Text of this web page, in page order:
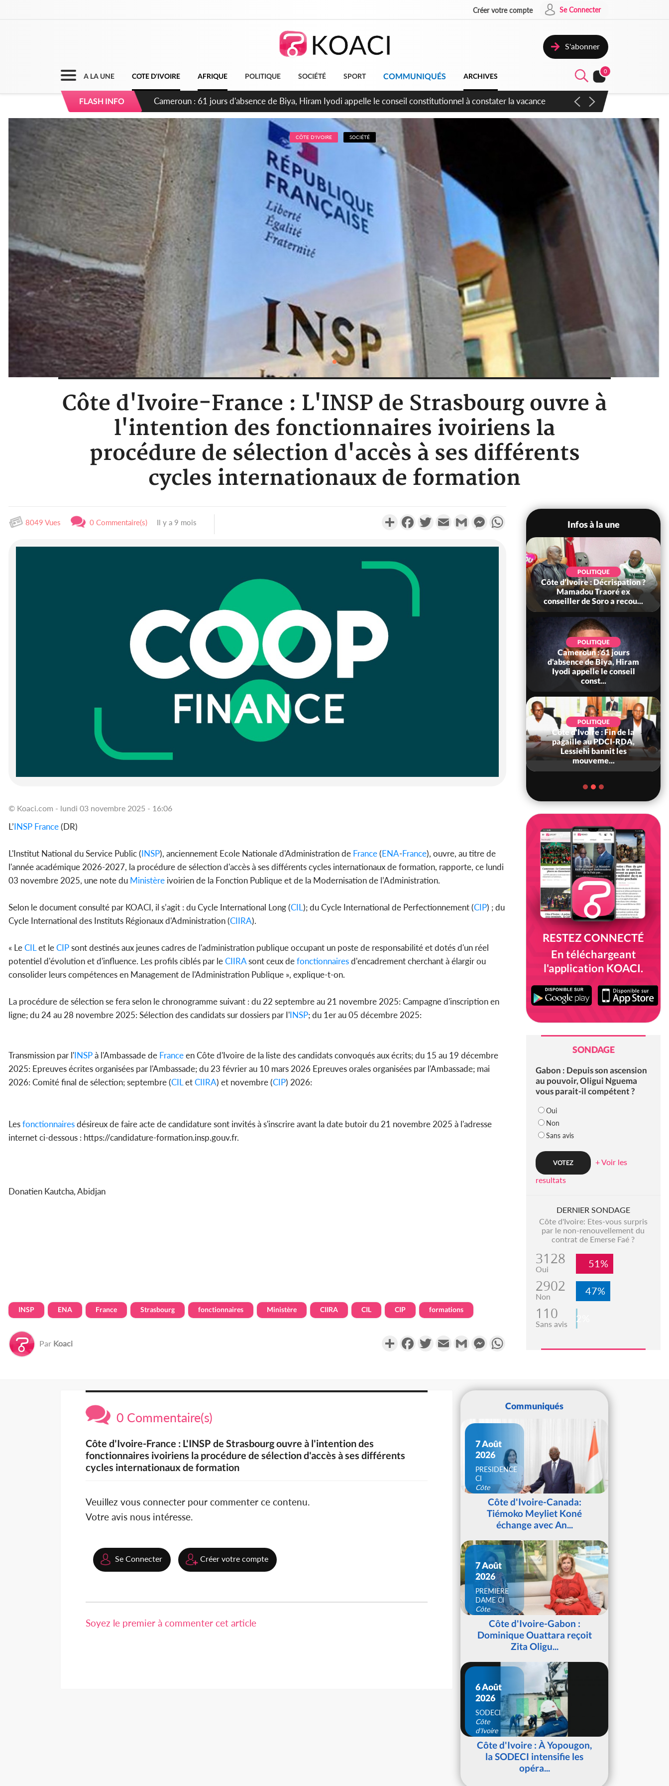
Créer votre compte Se Connecter
S'abonner
A LA UNE COTE D'IVOIRE AFRIQUE POLITIQUE SOCIÉTÉ SPORT COMMUNIQUÉS ARCHIVES
0
FLASH INFO Côte d'Ivoire : Fin de la pagaille au PDCI-RDA, Lessiehi bannit les mouvements sauvages
CÔTE D'IVOIRE SOCIÉTÉ
Côte d'Ivoire-France : L'INSP de Strasbourg ouvre à
l'intention des fonctionnaires ivoiriens la
procédure de sélection d'accès à ses différents
cycles internationaux de formation
8049 Vues 0 Commentaire(s) Il y a 9 mois PartagerFacebookTwitterEmail Gmail MessengerWhatsApp
© Koaci.com - lundi 03 novembre 2025 - 16:06
L’INSP France(DR)
L'Institut National du Service Public (INSP), anciennement Ecole Nationale d'Administration de France(ENA-France), ouvre, au titre de
l'année académique 2026-2027, la procédure de sélection d'accès à ses différents cycles internationaux de formation, rapporte, ce lundi
03 novembre 2025, une note du Ministère ivoirien de la Fonction Publique et de la Modernisation de l’Administration.
Selon le document consulté par KOACI, il s’agit : du Cycle International Long (CIL); du Cycle International de Perfectionnement (CIP) ; du
Cycle International des Instituts Régionaux d'Administration (CIIRA).
« LeCILet leCIPsont destinés aux jeunes cadres de l'administration publique occupant un poste de responsabilité et dotés d'un réel
potentiel d'évolution et d'influence. Les profils ciblés par leCIIRAsont ceux defonctionnairesd'encadrement cherchant à élargir ou
consolider leurs compétences en Management de l'Administration Publique », explique-t-on.
La procédure de sélection se fera selon le chronogramme suivant : du 22 septembre au 21 novembre 2025: Campagne d'inscription en
ligne; du 24 au 28 novembre 2025: Sélection des candidats sur dossiers par I'INSP; du 1er au 05 décembre 2025:
Transmission par l'INSPà l'Ambassade de Franceen Côte d'Ivoire de la liste des candidats convoqués aux écrits; du 15 au 19 décembre
2025: Epreuves écrites organisées par l'Ambassade; du 23 février au 10 mars 2026 Epreuves orales organisées par l'Ambassade; mai
2026: Comité final de sélection; septembre (CILetCIIRA) et novembre (CIP) 2026:
Lesfonctionnairesdésireux de faire acte de candidature sont invités à s'inscrire avant la date butoir du 21 novembre 2025 à l'adresse
internet ci-dessous : https://candidature-formation.insp.gouv.fr.
Donatien Kautcha, Abidjan
INSP ENA France Strasbourg fonctionnaires Ministère CIIRA CIL CIP formations
Par Koaci PartagerFacebookTwitterEmail Gmail Messenger
Infos à la une
Côte d'Ivoire : Ouattara
promet des sanctions contre
POLITIQUE
Côte d'Ivoire : Décrispation ?
Mamadou Traoré ex
conseiller de Soro a recou...
POLITIQUE
Cameroun : 61 jours
d'absence de Biya, Hiram
Iyodi appelle le conseil
const...
POLITIQUE
Côte d'Ivoire : Fin de la
pagaille au PDCI-RDA,
Lessiehi bannit les
mouveme...
RESTEZ CONNECTÉ
En téléchargeant
l'application KOACI.
SONDAGE
Gabon : Depuis son ascension
au pouvoir, Oligui Nguema
vous parait-il compétent ?
Oui
Non
Sans avis
+ Voir les
resultats
DERNIER SONDAGE
Côte d'Ivoire: Etes-vous surpris
par le non-renouvellement du
contrat de Emerse Faé ?
3128
Oui 51%
2902
Non 47%
110
Sans avis 2%
0 Commentaire(s)
Côte d'Ivoire-France : L'INSP de Strasbourg ouvre à l'intention des
fonctionnaires ivoiriens la procédure de sélection d'accès à ses différents
cycles internationaux de formation
Veuillez vous connecter pour commenter ce contenu.
Votre avis nous intéresse.
Se Connecter Créer votre compte
Soyez le premier à commenter cet article
Communiqués
7 Août
2026
PRESIDENCE
CI
Côte
d'IvoireCôte d'Ivoire-Canada:
Tiémoko Meyliet Koné
échange avec An...
7 Août
2026
PREMIERE
DAME CI
Côte
d'IvoireCôte d'Ivoire-Gabon :
Dominique Ouattara reçoit
Zita Oligu...
6 Août
2026
SODECI
Côte
d'Ivoire
Côte d'Ivoire : À Yopougon,
la SODECI intensifie les
opéra...